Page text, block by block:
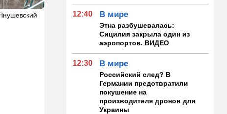
12:40 В мире
Этна разбушевалась:
Сицилия закрыла один из
аэропортов. ВИДЕО
12:30 В мире
Российский след? В
Германии предотвратили
покушение на
производителя дронов для
Украины